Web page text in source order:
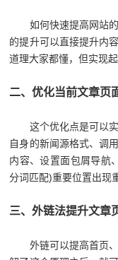
如何快速提高网站的
的提升可以直接提升内
道理大家都懂，但实现起
二、优化当前文章页
这个优化点是可以实
自身的新闻源格式、调
内容、设置面包屑导航
分词匹配)重要位置出现
三、外链法提升文章
外链可以提高首页、